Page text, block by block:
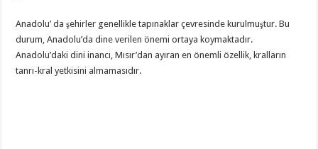
Anadolu’ da şehirler genellikle tapınaklar çevresinde kurulmuştur. Bu
durum, Anadolu’da dine verilen önemi ortaya koymaktadır.
Anadolu’daki dini inancı, Mısır’dan ayıran en önemli özellik, kralların
tanrı-kral yetkisini almamasıdır.